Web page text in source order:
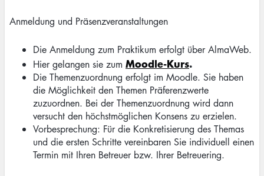
Anmeldung und Präsenzveranstaltungen
Die Anmeldung zum Praktikum erfolgt über AlmaWeb.
Hier gelangen sie zum Moodle-Kurs.
Die Themenzuordnung erfolgt im Moodle. Sie haben
die Möglichkeit den Themen Präferenzwerte
zuzuordnen. Bei der Themenzuordnung wird dann
versucht den höchstmöglichen Konsens zu erzielen.
Vorbesprechung: Für die Konkretisierung des Themas
und die ersten Schritte vereinbaren Sie individuell einen
Termin mit Ihren Betreuer bzw. Ihrer Betreuering.